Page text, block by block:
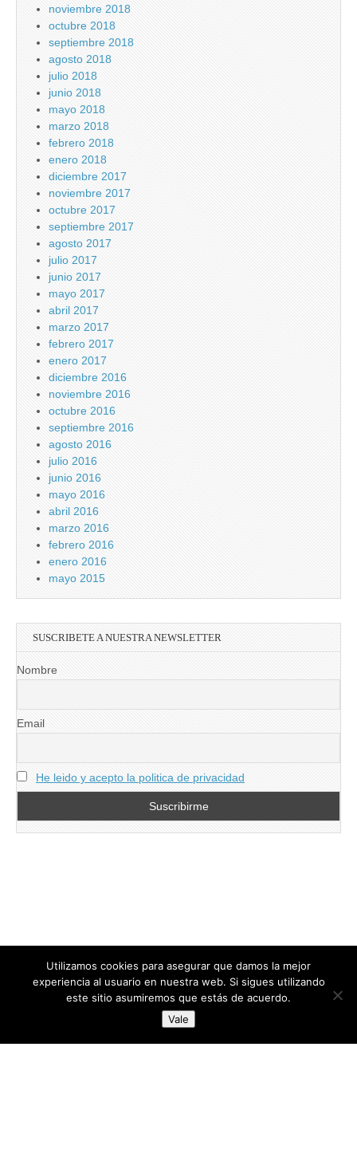
noviembre 2018
octubre 2018
septiembre 2018
agosto 2018
julio 2018
junio 2018
mayo 2018
marzo 2018
febrero 2018
enero 2018
diciembre 2017
noviembre 2017
octubre 2017
septiembre 2017
agosto 2017
julio 2017
junio 2017
mayo 2017
abril 2017
marzo 2017
febrero 2017
enero 2017
diciembre 2016
noviembre 2016
octubre 2016
septiembre 2016
agosto 2016
julio 2016
junio 2016
mayo 2016
abril 2016
marzo 2016
febrero 2016
enero 2016
mayo 2015
SUSCRIBETE A NUESTRA NEWSLETTER
Nombre
Email
He leido y acepto la politica de privacidad
directoresdeseguridad.es
Diseñado por Centro Andaluz de Estudios y Entrenamiento
Utilizamos cookies para asegurar que damos la mejor
experiencia al usuario en nuestra web. Si sigues utilizando
este sitio asumiremos que estás de acuerdo.
Vale